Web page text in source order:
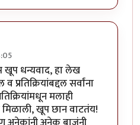
खूप धन्यवाद, हा लेख
प्रतिक्रियांबद्दल सर्वांना
मलाही
मिळाली, खूप छान वाटतंय!